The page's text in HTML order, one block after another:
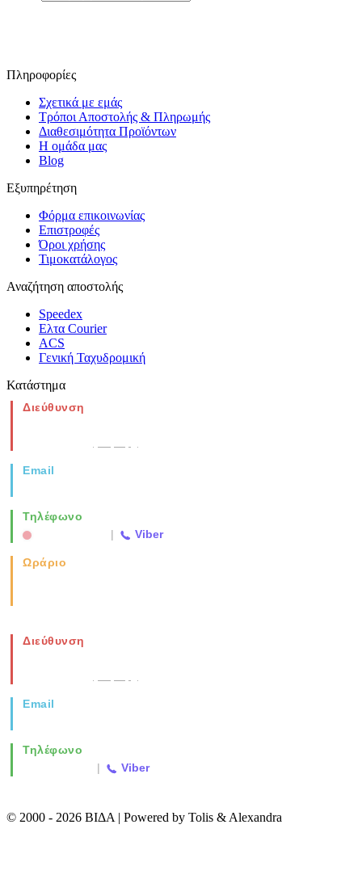
Πληροφορίες
Σχετικά με εμάς
Τρόποι Αποστολής & Πληρωμής
Διαθεσιμότητα Προϊόντων
Η ομάδα μας
Blog
Εξυπηρέτηση
Φόρμα επικοινωνίας
Επιστροφές
Όροι χρήσης
Τιμοκατάλογος
Αναζήτηση αποστολής
Speedex
Ελτα Courier
ACS
Γενική Ταχυδρομική
Κατάστημα
Διεύθυνση
Email
Τηλέφωνο
| Viber
Ωράριο
Διεύθυνση
Email
Τηλέφωνο
| Viber
© 2000 - 2026 ΒΙΔΑ | Powered by Tolis & Alexandra